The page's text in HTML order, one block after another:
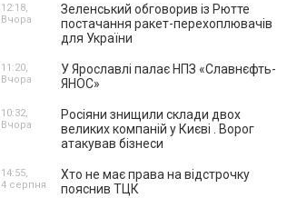
Зеленський обговорив із Рютте
постачання ракет-перехоплювачів
для України
12:18,
Вчора
У Ярославлі палає НПЗ «Славнєфть-
ЯНОС»
11:20,
Вчора
Росіяни знищили склади двох
великих компаній у Києві . Ворог
атакував бізнеси
10:32,
Вчора
Хто не має права на відстрочку
пояснив ТЦК
14:55,
4 серпня